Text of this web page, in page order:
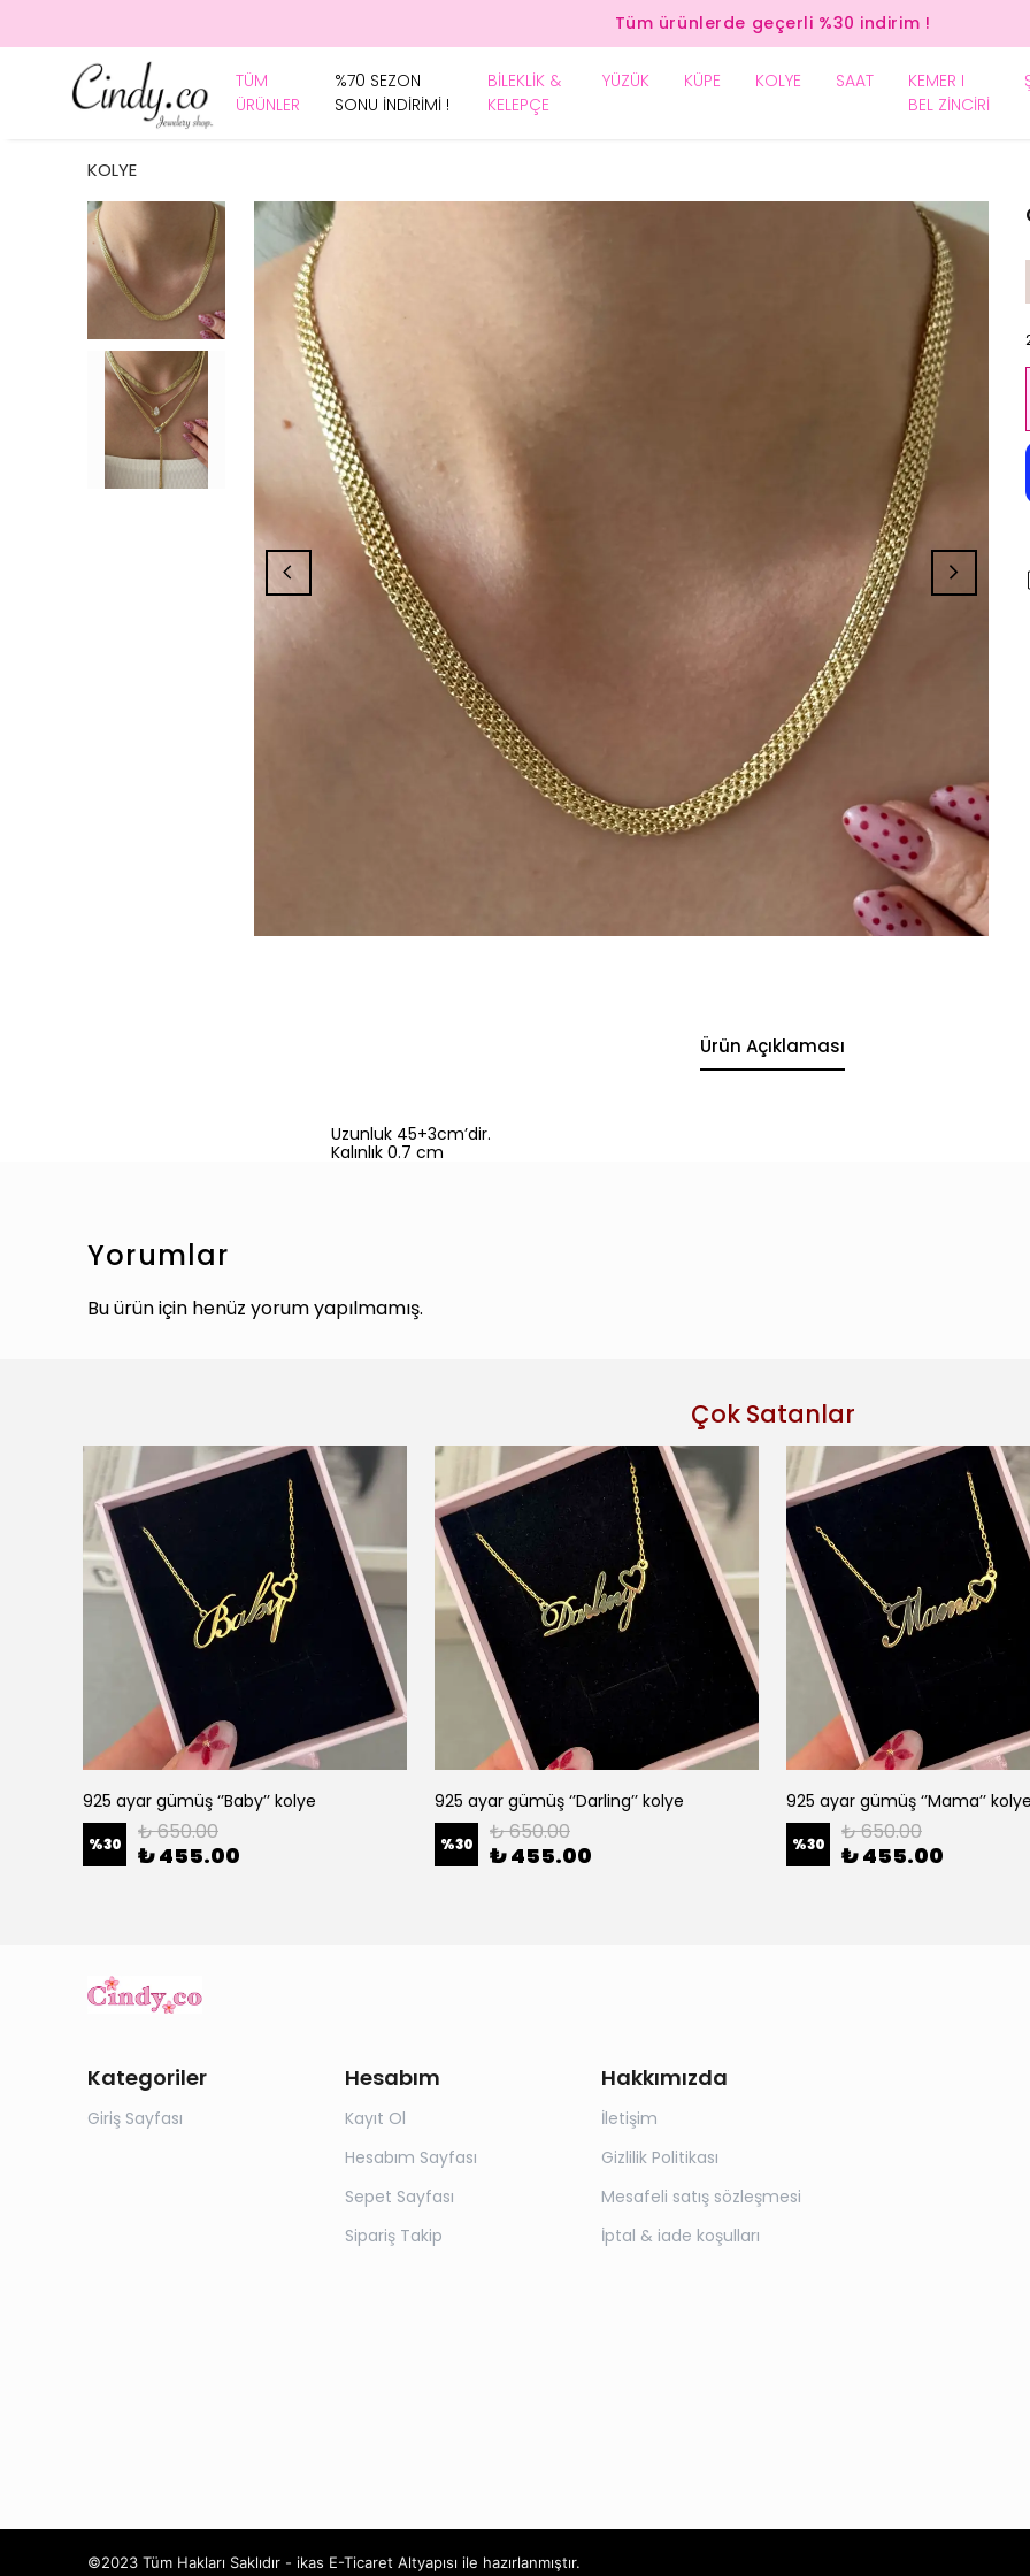
Tüm ürünlerde geçerli %30 indirim !
TÜM
ÜRÜNLER
%70 SEZON
SONU İNDİRİMİ !
BİLEKLİK &
KELEPÇE
YÜZÜK KÜPE KOLYE SAAT
KEMER I
BEL ZİNCİRİ
KOLYE
Ürün Açıklaması
Uzunluk 45+3cm’dir.
Kalınlık 0.7 cm
Yorumlar
Bu ürün için henüz yorum yapılmamış.
Çok Satanlar
925 ayar gümüş ‘’Baby’’ kolye
%30 ₺ 650.00
₺ 455.00
925 ayar gümüş ‘’Darling’’ kolye
%30 ₺ 650.00
₺ 455.00
925 ayar gümüş ‘’Mama’’ kolye
%30 ₺ 650.00
₺ 455.00
Kategoriler
Giriş Sayfası
Hesabım
Kayıt Ol
Hesabım Sayfası
Sepet Sayfası
Sipariş Takip
Hakkımızda
İletişim
Gizlilik Politikası
Mesafeli satış sözleşmesi
İptal & iade koşulları
©2023 Tüm Hakları Saklıdır - ikas E-Ticaret Altyapısı ile hazırlanmıştır.